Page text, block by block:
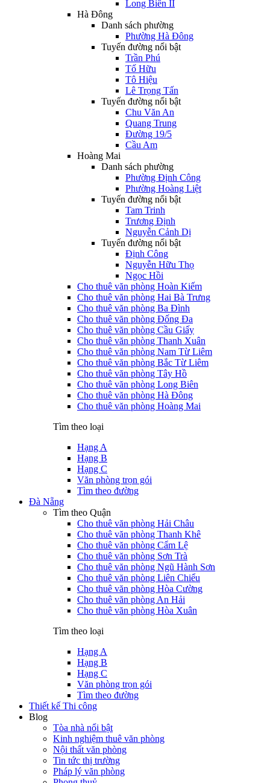
Long Biên II
Hà Đông
Danh sách phường
Phường Hà Đông
Tuyến đường nổi bật
Trần Phú
Tố Hữu
Tô Hiệu
Lê Trọng Tấn
Tuyến đường nổi bật
Chu Văn An
Quang Trung
Đường 19/5
Cầu Am
Hoàng Mai
Danh sách phường
Phường Định Công
Phường Hoàng Liệt
Tuyến đường nổi bật
Tam Trinh
Trương Định
Nguyễn Cảnh Dị
Tuyến đường nổi bật
Định Công
Nguyễn Hữu Thọ
Ngọc Hồi
Cho thuê văn phòng Hoàn Kiếm
Cho thuê văn phòng Hai Bà Trưng
Cho thuê văn phòng Ba Đình
Cho thuê văn phòng Đống Đa
Cho thuê văn phòng Cầu Giấy
Cho thuê văn phòng Thanh Xuân
Cho thuê văn phòng Nam Từ Liêm
Cho thuê văn phòng Bắc Từ Liêm
Cho thuê văn phòng Tây Hồ
Cho thuê văn phòng Long Biên
Cho thuê văn phòng Hà Đông
Cho thuê văn phòng Hoàng Mai
Tìm theo loại
Hạng A
Hạng B
Hạng C
Văn phòng trọn gói
Tìm theo đường
Đà Nẵng
Tìm theo Quận
Cho thuê văn phòng Hải Châu
Cho thuê văn phòng Thanh Khê
Cho thuê văn phòng Cẩm Lệ
Cho thuê văn phòng Sơn Trà
Cho thuê văn phòng Ngũ Hành Sơn
Cho thuê văn phòng Liên Chiểu
Cho thuê văn phòng Hòa Cường
Cho thuê văn phòng An Hải
Cho thuê văn phòng Hòa Xuân
Tìm theo loại
Hạng A
Hạng B
Hạng C
Văn phòng trọn gói
Tìm theo đường
Thiết kế Thi công
Blog
Tòa nhà nổi bật
Kinh nghiệm thuê văn phòng
Nội thất văn phòng
Tin tức thị trường
Pháp lý văn phòng